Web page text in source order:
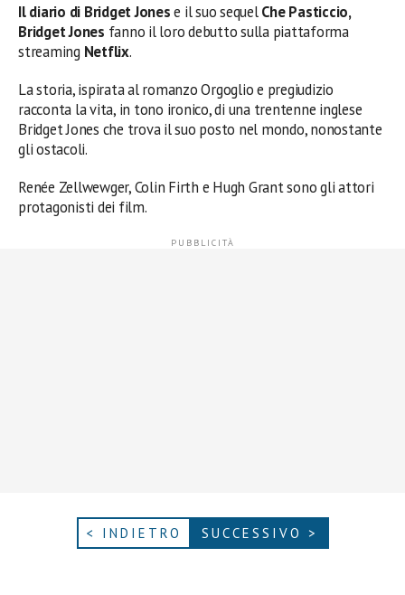
Il diario di Bridget Jonese il suo sequelChe Pasticcio,
Bridget Jones fanno il loro debutto sulla piattaforma
streaming Netflix.
La storia, ispirata al romanzo Orgoglio e pregiudizio
racconta la vita, in tono ironico, di una trentenne inglese
Bridget Jones che trova il suo posto nel mondo, nonostante
gli ostacoli.
Renée Zellwewger, Colin Firth e Hugh Grant sono gli attori
protagonisti dei film.
< INDIETRO SUCCESSIVO >